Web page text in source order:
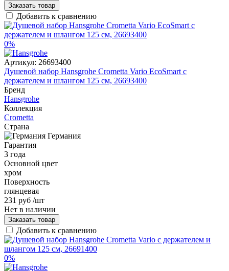
Заказать товар
Добавить к сравнению
0%
Артикул: 26693400
Душевой набор Hansgrohe Crometta Vario EcoSmart с
держателем и шлангом 125 см, 26693400
Бренд
Hansgrohe
Коллекция
Crometta
Страна
Германия
Гарантия
3 года
Основной цвет
хром
Поверхность
глянцевая
231 руб /шт
Нет в наличии
Заказать товар
Добавить к сравнению
0%